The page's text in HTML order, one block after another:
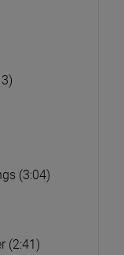
(3:04)
(2:41)